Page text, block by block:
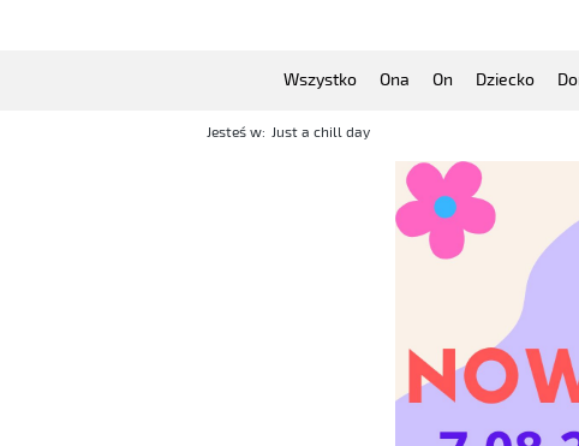
Wszystko Ona On Dziecko
Jesteś w: Just a chill day